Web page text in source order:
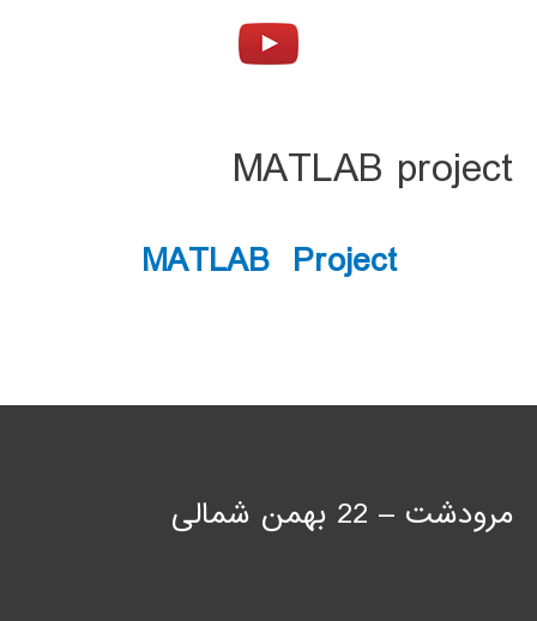
MATLAB project
MATLAB Project
مرودشت – 22 بهمن شمالی